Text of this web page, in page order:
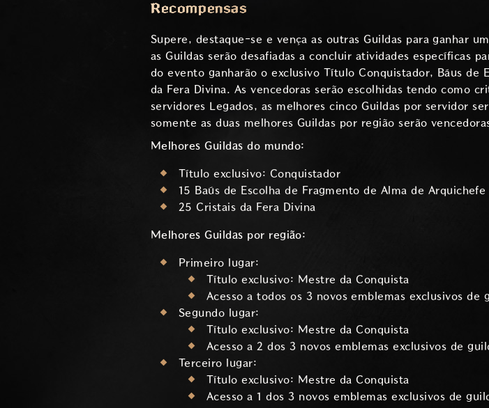
Recompensas
Supere, destaque-se e vença as outras Guildas para ganhar
as Guildas serão desafiadas a concluir atividades específicas
do evento ganharão o exclusivo Título Conquistador, Báus de
da Fera Divina. As vencedoras serão escolhidas tendo como
servidores Legados, as melhores cinco Guildas por servidor
somente as duas melhores Guildas por região serão
Melhores Guildas do mundo:
Título exclusivo: Conquistador
15 Baús de Escolha de Fragmento de Alma de Arquichefe
25 Cristais da Fera Divina
Melhores Guildas por região:
Primeiro lugar:
Título exclusivo: Mestre da Conquista
Acesso a todos os 3 novos emblemas exclusivos de
Segundo lugar:
Título exclusivo: Mestre da Conquista
Acesso a 2 dos 3 novos emblemas exclusivos de
Terceiro lugar:
Título exclusivo: Mestre da Conquista
Acesso a 1 dos 3 novos emblemas exclusivos de